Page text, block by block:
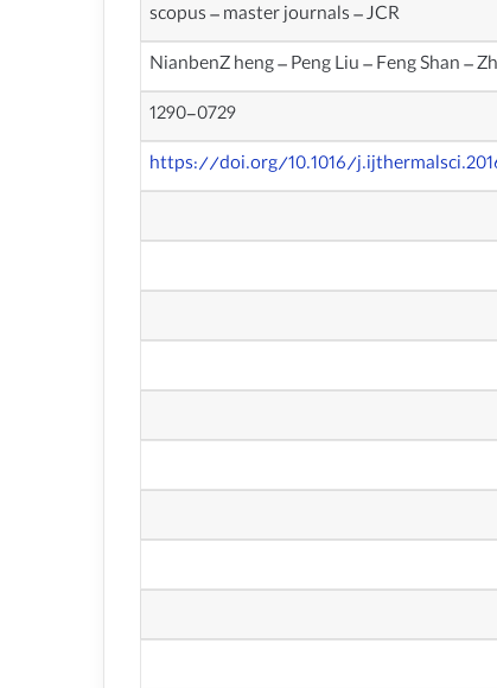
scopus – master journals – JCR
NianbenZ heng – Peng Liu – Feng Shan –
1290-0729
https://doi.org/10.1016/